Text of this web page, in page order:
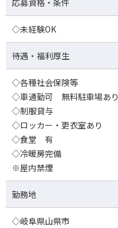
◇未経験OK
待遇・福利厚生
◇各種社会保険等
◇車通勤可 無料駐車場あり
◇制服貸与
◇ロッカー・更衣室あり
◇食堂 有
◇冷暖房完備
※屋内禁煙
勤務地
◇岐阜県山県市